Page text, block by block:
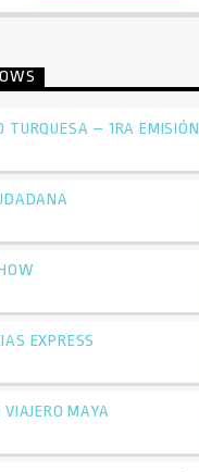
TURQUESA – 1RA EMISIÓN
EXPRESS
MAYA